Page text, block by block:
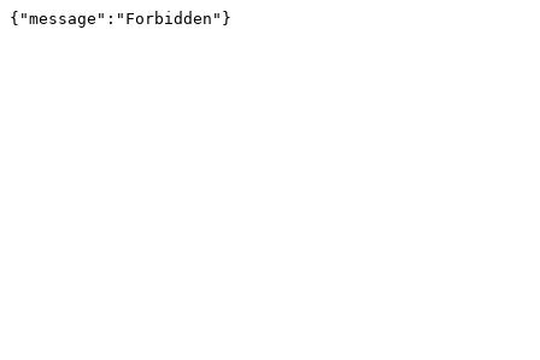
{"message":"Forbidden"}